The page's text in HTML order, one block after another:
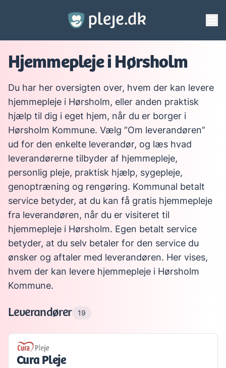
Hjemmepleje i Hørsholm
Du har her oversigten over, hvem der kan levere
hjemmepleje i Hørsholm, eller anden praktisk
hjælp til dig i eget hjem, når du er borger i
Hørsholm Kommune. Vælg ”Om leverandøren”
ud for den enkelte leverandør, og læs hvad
leverandørerne tilbyder af hjemmepleje,
personlig pleje, praktisk hjælp, sygepleje,
genoptræning og rengøring. Kommunal betalt
service betyder, at du kan få gratis hjemmepleje
fra leverandøren, når du er visiteret til
hjemmepleje i Hørsholm. Egen betalt service
betyder, at du selv betaler for den service du
ønsker og aftaler med leverandøren. Her vises,
hvem der kan levere hjemmepleje i Hørsholm
Kommune.
Leverandører 19
Cura Pleje